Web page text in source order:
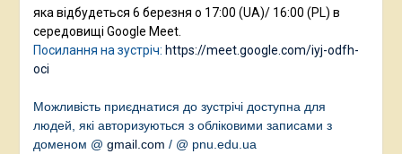
яка відбудеться 6 березня о 17:00 (UA)/ 16:00 (PL) в
середовищі Google Meet.
Посилання на зустріч: https://meet.google.com/iyj-odfh-
oci
Можливість приєднатися до зустрічі доступна для
людей, які авторизуються з обліковими записами з
доменом @ gmail.com / @ pnu.edu.ua